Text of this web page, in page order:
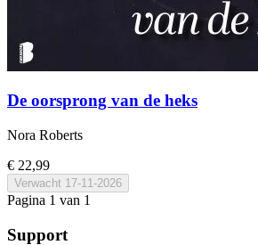
De oorsprong van de heks
Nora Roberts
€ 22,99
Verwacht 17-11-2026
Pagina 1 van 1
Support